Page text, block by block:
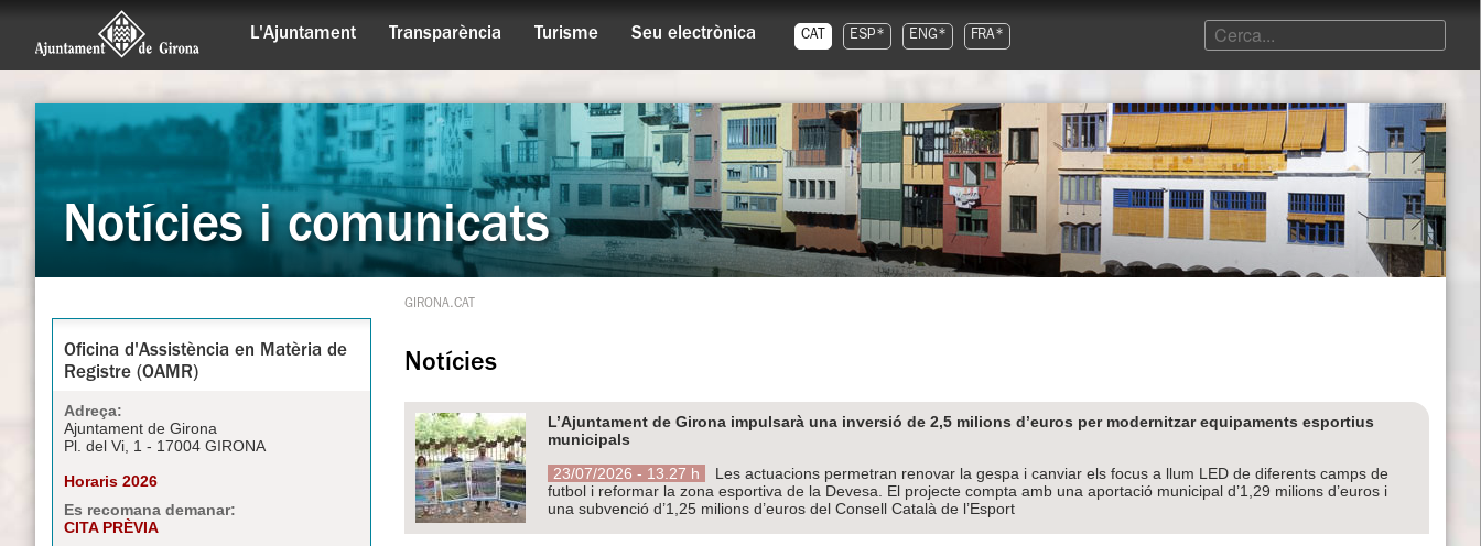
L'Ajuntament Transparència Turisme Seu electrònica CAT ESP* ENG* FRA*
Notícies i comunicats
Oficina d'Assistència en Matèria de
Registre (OAMR)
Adreça:
Ajuntament de Girona
Pl. del Vi, 1 - 17004 GIRONA
Horaris 2026
Es recomana demanar:
CITA PRÈVIA
GIRONA.CAT
Notícies
L’Ajuntament de Girona impulsarà una inversió de 2,5 milions d’euros per modernitzar equipaments esportius
municipals
23/07/2026 - 13.27 h
Les actuacions permetran renovar la gespa i canviar els focus a llum LED de diferents camps de
futbol i reformar la zona esportiva de la Devesa. El projecte compta amb una aportació municipal d’1,29 milions d’euros i
una subvenció d’1,25 milions d’euros del Consell Català de l’Esport